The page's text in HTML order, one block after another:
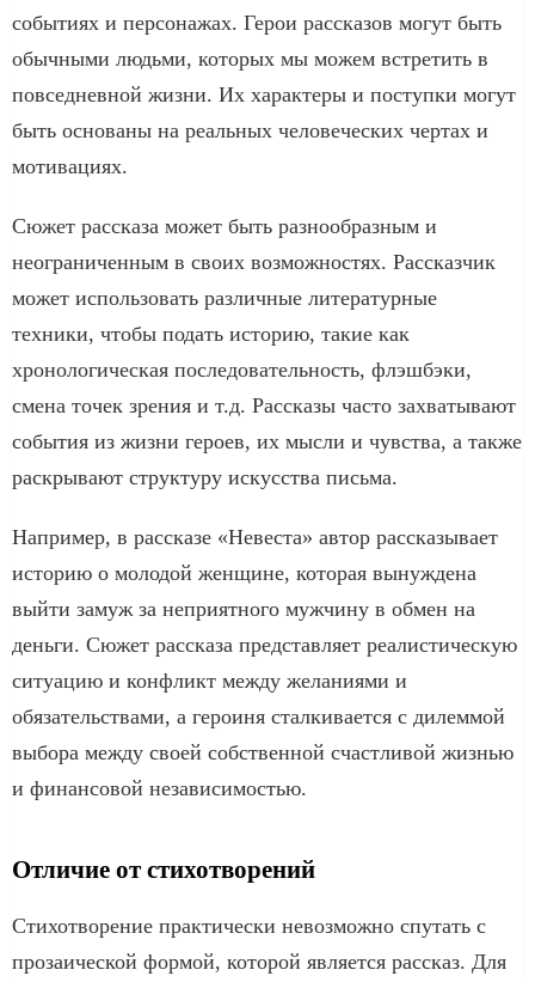
событиях и персонажах. Герои рассказов могут быть
обычными людьми, которых мы можем встретить в
повседневной жизни. Их характеры и поступки могут
быть основаны на реальных человеческих чертах и
мотивациях.
Сюжет рассказа может быть разнообразным и
неограниченным в своих возможностях. Рассказчик
может использовать различные литературные
техники, чтобы подать историю, такие как
хронологическая последовательность, флэшбэки,
смена точек зрения и т.д. Рассказы часто захватывают
события из жизни героев, их мысли и чувства, а также
раскрывают структуру искусства письма.
Например, в рассказе «Невеста» автор рассказывает
историю о молодой женщине, которая вынуждена
выйти замуж за неприятного мужчину в обмен на
деньги. Сюжет рассказа представляет реалистическую
ситуацию и конфликт между желаниями и
обязательствами, а героиня сталкивается с дилеммой
выбора между своей собственной счастливой жизнью
и финансовой независимостью.
Отличие от стихотворений
Стихотворение практически невозможно спутать с
прозаической формой, которой является рассказ. Для